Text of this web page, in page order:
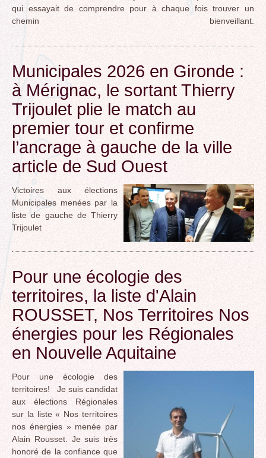
qui essayait de comprendre pour à chaque fois trouver un
chemin bienveillant.
Municipales 2026 en Gironde :
à Mérignac, le sortant Thierry
Trijoulet plie le match au
premier tour et confirme
l’ancrage à gauche de la ville
article de Sud Ouest
Victoires aux élections
Municipales menées par la
liste de gauche de Thierry
Trijoulet
Pour une écologie des
territoires, la liste d'Alain
ROUSSET, Nos Territoires Nos
énergies pour les Régionales
en Nouvelle Aquitaine
Pour une écologie des
territoires! Je suis candidat
aux élections Régionales
sur la liste « Nos territoires
nos énergies » menée par
Alain Rousset. Je suis très
honoré de la confiance que